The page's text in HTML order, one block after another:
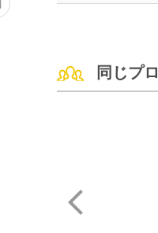
同じプ